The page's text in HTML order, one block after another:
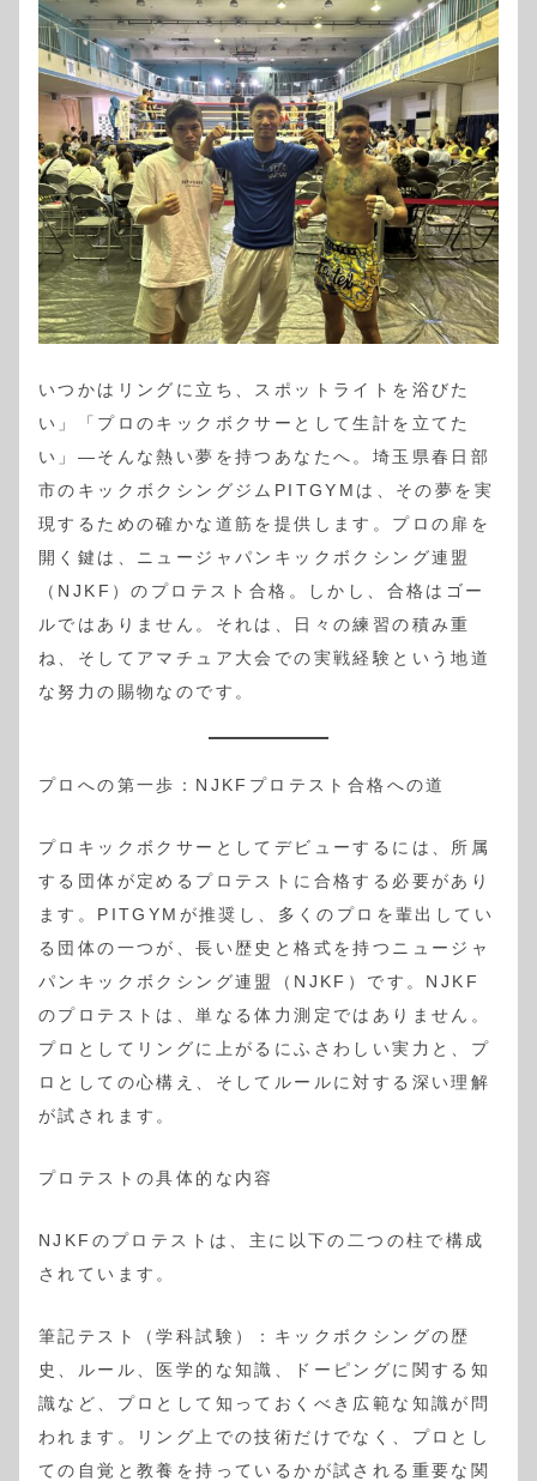
いつかはリングに立ち、スポットライトを浴びた
い」「プロのキックボクサーとして生計を立てた
い」—そんな熱い夢を持つあなたへ。埼玉県春日部
市のキックボクシングジムPITGYMは、その夢を実
現するための確かな道筋を提供します。プロの扉を
開く鍵は、ニュージャパンキックボクシング連盟
（NJKF）のプロテスト合格。しかし、合格はゴー
ルではありません。それは、日々の練習の積み重
ね、そしてアマチュア大会での実戦経験という地道
な努力の賜物なのです。
プロへの第一歩：NJKFプロテスト合格への道
プロキックボクサーとしてデビューするには、所属
する団体が定めるプロテストに合格する必要があり
ます。PITGYMが推奨し、多くのプロを輩出してい
る団体の一つが、長い歴史と格式を持つニュージャ
パンキックボクシング連盟（NJKF）です。NJKF
のプロテストは、単なる体力測定ではありません。
プロとしてリングに上がるにふさわしい実力と、プ
ロとしての心構え、そしてルールに対する深い理解
が試されます。
プロテストの具体的な内容
NJKFのプロテストは、主に以下の二つの柱で構成
されています。
筆記テスト（学科試験）：キックボクシングの歴
史、ルール、医学的な知識、ドーピングに関する知
識など、プロとして知っておくべき広範な知識が問
われます。リング上での技術だけでなく、プロとし
ての自覚と教養を持っているかが試される重要な関